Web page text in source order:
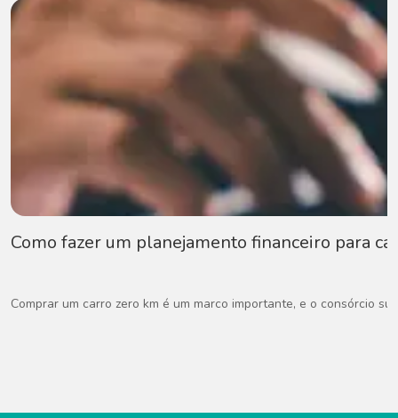
Como fazer um planejamento financeiro para
Comprar um carro zero km é um marco importante, e o consórcio